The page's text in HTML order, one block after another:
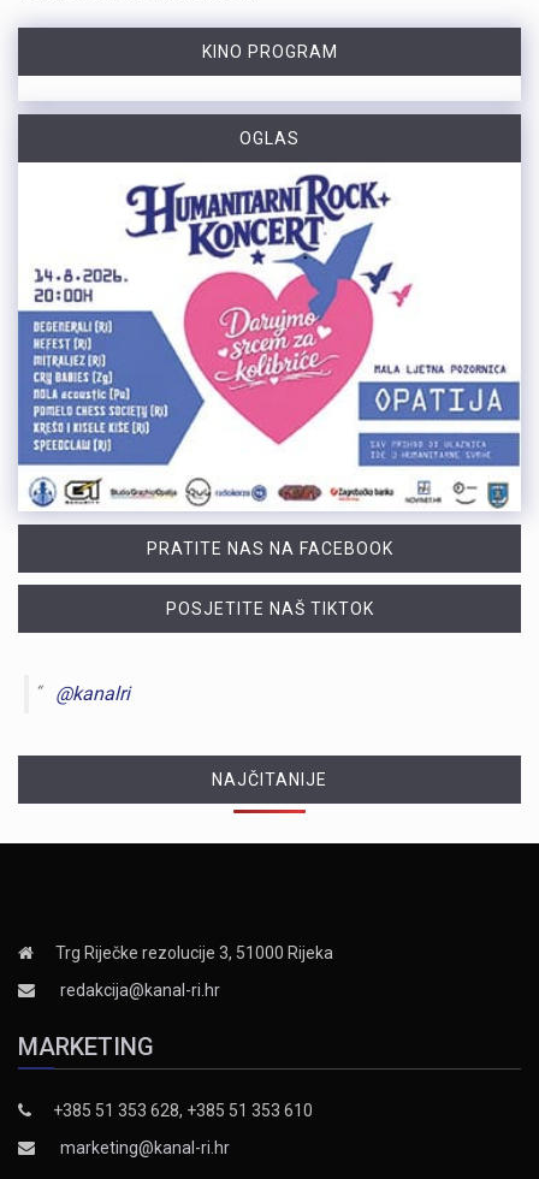
KINO PROGRAM
OGLAS
PRATITE NAS NA FACEBOOK
POSJETITE NAŠ TIKTOK
@kanalri
NAJČITANIJE
Trg Riječke rezolucije 3, 51000 Rijeka
redakcija@kanal-ri.hr
MARKETING
+385 51 353 628, +385 51 353 610
marketing@kanal-ri.hr